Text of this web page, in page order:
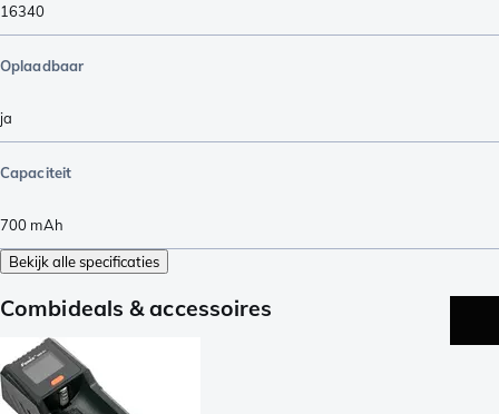
16340
Oplaadbaar
ja
Capaciteit
700 mAh
Bekijk alle specificaties
Combideals & accessoires